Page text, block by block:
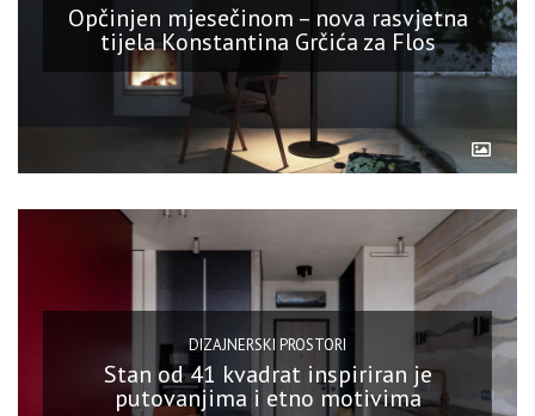
Opčinjen mjesečinom – nova rasvjetna
tijela Konstantina Grčića za Flos
DIZAJNERSKI PROSTORI
Stan od 41 kvadrat inspiriran je
putovanjima i etno motivima